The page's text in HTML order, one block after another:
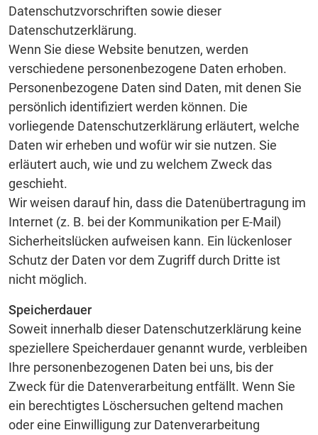
Datenschutzvorschriften sowie dieser
Datenschutzerklärung.
Wenn Sie diese Website benutzen, werden
verschiedene personenbezogene Daten erhoben.
Personenbezogene Daten sind Daten, mit denen Sie
persönlich identifiziert werden können. Die
vorliegende Datenschutzerklärung erläutert, welche
Daten wir erheben und wofür wir sie nutzen. Sie
erläutert auch, wie und zu welchem Zweck das
geschieht.
Wir weisen darauf hin, dass die Datenübertragung im
Internet (z. B. bei der Kommunikation per E-Mail)
Sicherheitslücken aufweisen kann. Ein lückenloser
Schutz der Daten vor dem Zugriff durch Dritte ist
nicht möglich.
Speicherdauer
Soweit innerhalb dieser Datenschutzerklärung keine
speziellere Speicherdauer genannt wurde, verbleiben
Ihre personenbezogenen Daten bei uns, bis der
Zweck für die Datenverarbeitung entfällt. Wenn Sie
ein berechtigtes Löschersuchen geltend machen
oder eine Einwilligung zur Datenverarbeitung